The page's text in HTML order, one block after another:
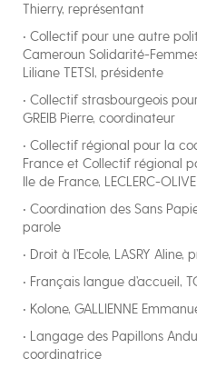
Thierry, représentant
• Collectif pour une autre
Cameroun Solidarité-
Liliane TETSI, présidente
• Collectif strasbourgeois
GREIB Pierre, coordinateur
• Collectif régional pour la
France et Collectif régional
Ile de France, LECLERC-
• Coordination des Sans
parole
• Droit à l’Ecole, LASRY Aline,
• Français langue d’accueil,
• Kolone, GALLIENNE
• Langage des Papillons
coordinatrice